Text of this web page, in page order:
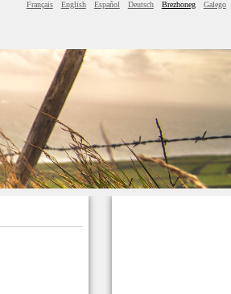
Français English Español Deutsch Brezhoneg Galego